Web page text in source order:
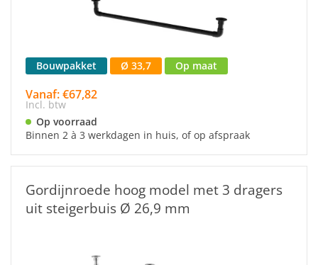
Bouwpakket Ø 33,7 Op maat
Vanaf: €67,82
Incl. btw
Op voorraad
Binnen 2 à 3 werkdagen in huis, of op afspraak
Gordijnroede hoog model met 3 dragers
uit steigerbuis Ø 26,9 mm